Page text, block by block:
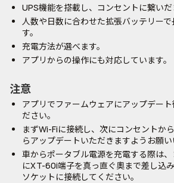
UPS機能を搭載し、コンセントに繋いだ
人数や日数に合わせた拡張バッテリー
す。
充電方法が選べます。
アプリからの操作にも対応しています。
注意
アプリでファームウェアにアップデー
ださい。
まずWi-Fiに接続し、次にコンセントか
らアップデートいただきますようお願い
車からポータブル電源を充電する際は
にXT-60i端子を真っ直ぐ奧まで差し込
ソケットに接続してください。